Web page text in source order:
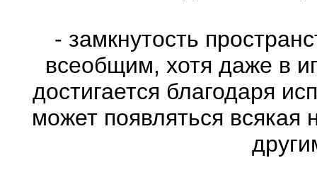
- замкнутость
всеобщим, хотя даже в
достигается благодаря
может появляться всякая